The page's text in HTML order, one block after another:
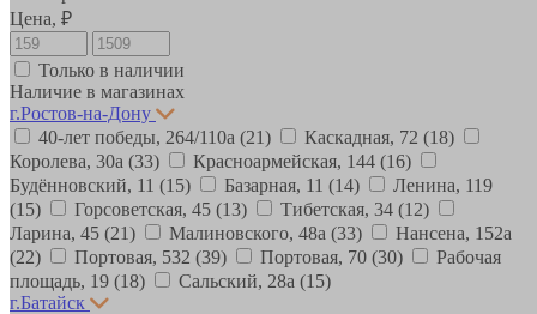
Цена, ₽
Только в наличии
Наличие в магазинах
г.Ростов-на-Дону
40-лет победы, 264/110а (21) Каскадная, 72 (18)
Королева, 30а (33) Красноармейская, 144 (16)
Будённовский, 11 (15) Базарная, 11 (14)
Ленина, 119
(15)
Горсоветская, 45 (13) Тибетская, 34 (12)
Ларина, 45 (21) Малиновского, 48а (33)
Нансена, 152а
(22)
Портовая, 532 (39) Портовая, 70 (30)
Рабочая
площадь, 19 (18) Сальский, 28a (15)
г.Батайск